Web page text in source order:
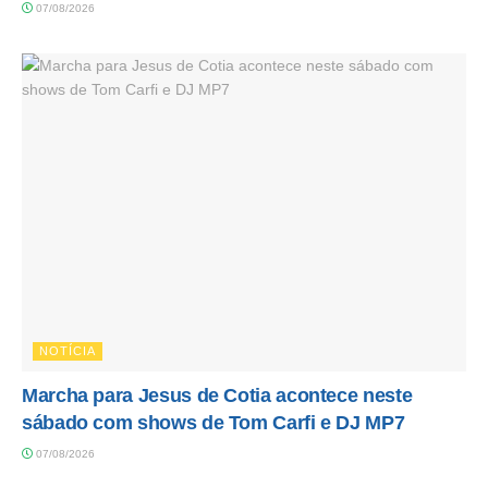
07/08/2026
NOTÍCIA
Marcha para Jesus de Cotia acontece neste
sábado com shows de Tom Carfi e DJ MP7
07/08/2026